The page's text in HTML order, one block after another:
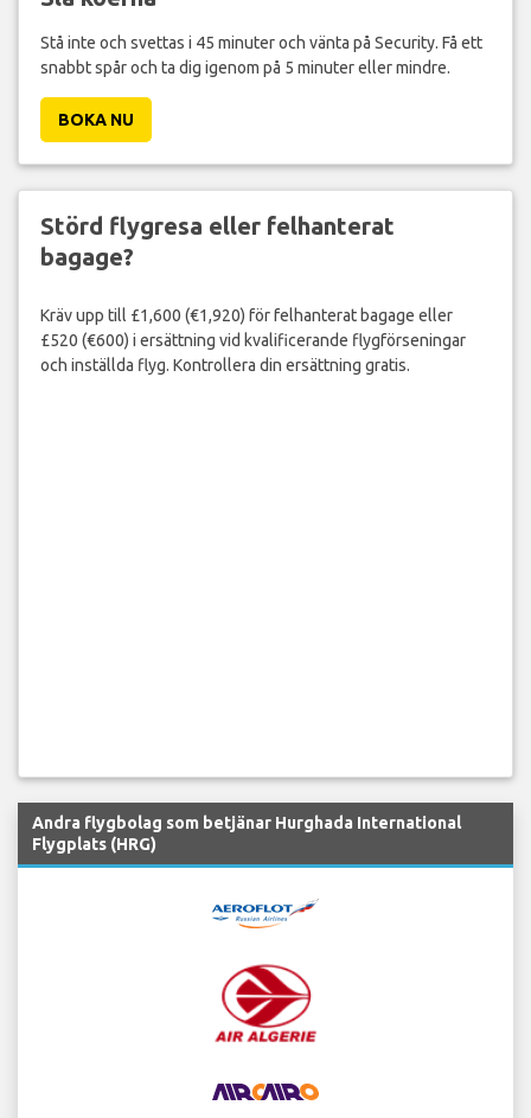
Stå inte och svettas i 45 minuter och vänta på Security. Få ett
snabbt spår och ta dig igenom på 5 minuter eller mindre.
BOKA NU
Störd flygresa eller felhanterat
bagage?
Kräv upp till £1,600 (€1,920) för felhanterat bagage eller
£520 (€600) i ersättning vid kvalificerande flygförseningar
och inställda flyg. Kontrollera din ersättning gratis.
Andra flygbolag som betjänar Hurghada International
Flygplats (HRG)